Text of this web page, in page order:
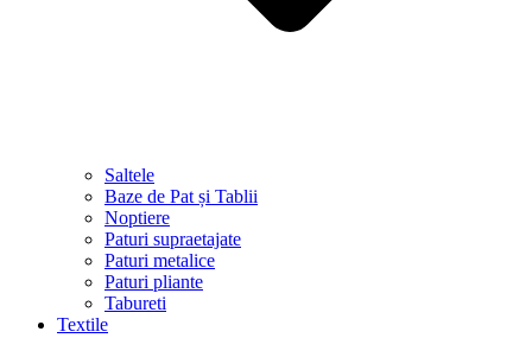
Saltele
Baze de Pat și Tablii
Noptiere
Paturi supraetajate
Paturi metalice
Paturi pliante
Tabureti
Textile